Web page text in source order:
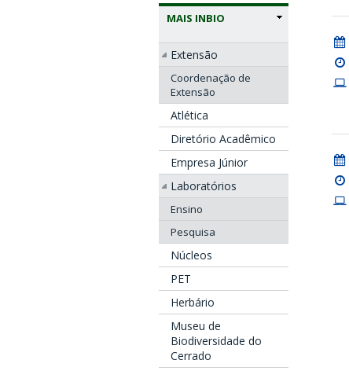
MAIS INBIO
Extensão
Coordenação de
Extensão
Atlética
Diretório Acadêmico
Empresa Júnior
Laboratórios
Ensino
Pesquisa
Núcleos
PET
Herbário
Museu de
Biodiversidade do
Cerrado